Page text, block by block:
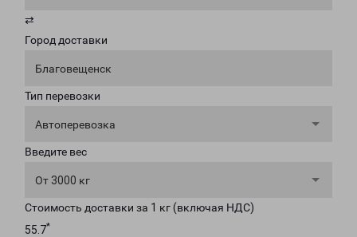
⇄
Город доставки
Благовещенск
Тип перевозки
Автоперевозка
Введите вес
От 3000 кг
Стоимость доставки за 1 кг (включая НДС)
55.7*